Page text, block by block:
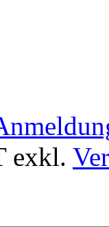
exkl.